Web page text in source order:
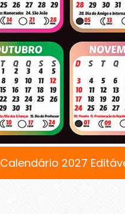
Calendário 2027